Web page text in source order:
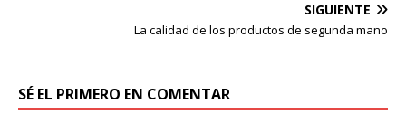
SIGUIENTE
La calidad de los productos de segunda mano
SÉ EL PRIMERO EN COMENTAR